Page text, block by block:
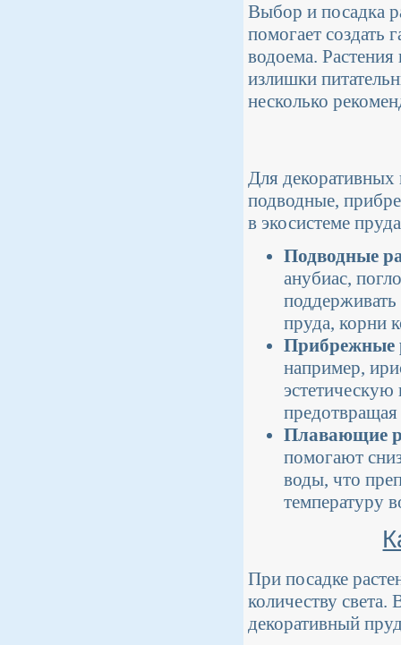
Выбор и посадка
помогает создать
водоема.
излишки
несколько
Для декоративных
подводные,
в экосистеме
Подводные
анубиас,
пруда, корни
Прибрежные
например,
эстетическую
Плавающие
помогают
воды, что
температуру
При посадке
количеству света.
декоративный